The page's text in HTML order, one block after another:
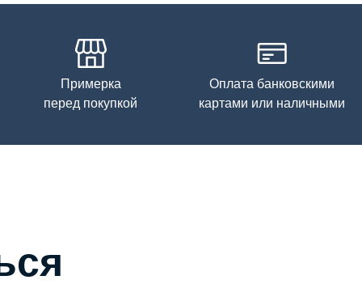
Примерка
перед покупкой
Оплата банковскими
картами или наличными